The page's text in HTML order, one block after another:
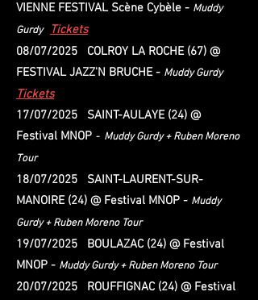
VIENNE FESTIVAL Scène Cybèle - Muddy
Gurdy Tickets
08/07/2025 COLROY LA ROCHE (67) @
FESTIVAL JAZZ'N BRUCHE - Muddy Gurdy
Tickets
17/07/2025 SAINT-AULAYE (24) @
Festival MNOP - Muddy Gurdy + Ruben Moreno
Tour
18/07/2025 SAINT-LAURENT-SUR-
MANOIRE (24) @ Festival MNOP - Muddy
Gurdy + Ruben Moreno Tour
19/07/2025 BOULAZAC (24) @ Festival
MNOP - Muddy Gurdy + Ruben Moreno Tour
20/07/2025 ROUFFIGNAC (24) @ Festival